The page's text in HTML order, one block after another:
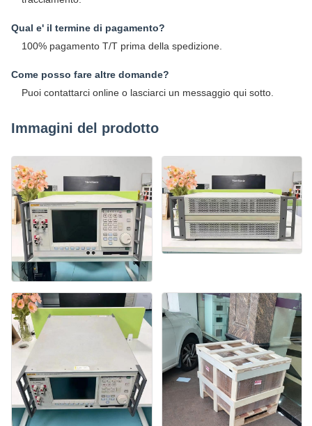
Qual e' il termine di pagamento?
100% pagamento T/T prima della spedizione.
Come posso fare altre domande?
Puoi contattarci online o lasciarci un messaggio qui sotto.
Immagini del prodotto